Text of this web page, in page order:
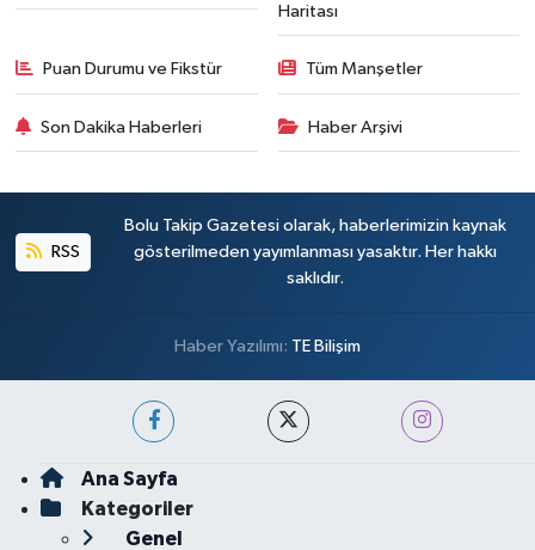
Haritası
Puan Durumu ve Fikstür Tüm Manşetler
Son Dakika Haberleri Haber Arşivi
RSS
Bolu Takip Gazetesi olarak, haberlerimizin kaynak
gösterilmeden yayımlanması yasaktır. Her hakkı
saklıdır.
Haber Yazılımı: TE Bilişim
Ana Sayfa
Kategoriler
Genel